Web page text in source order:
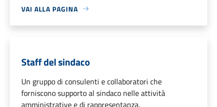
VAI ALLA PAGINA
Staff del sindaco
Un gruppo di consulenti e collaboratori che
forniscono supporto al sindaco nelle attività
amministrative e di rappresentanza.